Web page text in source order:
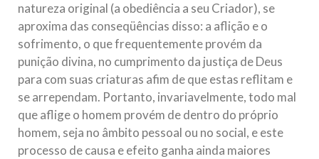
natureza original (a obediência a seu Criador), se
aproxima das conseqüências disso: a aflição e o
sofrimento, o que frequentemente provém da
punição divina, no cumprimento da justiça de Deus
para com suas criaturas afim de que estas reflitam e
se arrependam. Portanto, invariavelmente, todo mal
que aflige o homem provém de dentro do próprio
homem, seja no âmbito pessoal ou no social, e este
processo de causa e efeito ganha ainda maiores